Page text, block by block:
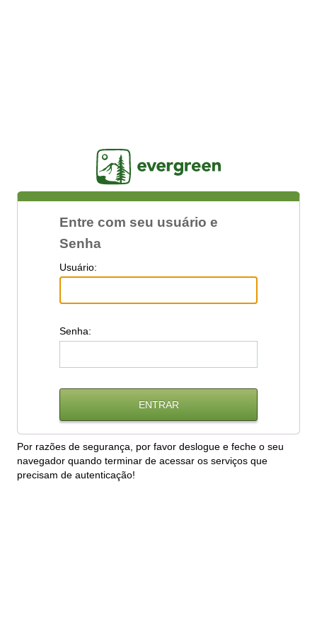
Entre com seu usuário e
Senha
Usuário:
Senha:
Por razões de segurança, por favor deslogue e feche o seu
navegador quando terminar de acessar os serviços que
precisam de autenticação!